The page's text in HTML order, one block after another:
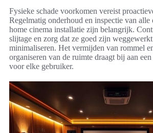
Fysieke schade voorkomen vereist
Regelmatig onderhoud en inspectie van alle
home cinema installatie zijn belangrijk.
slijtage en zorg dat ze goed zijn
minimaliseren. Het vermijden van rommel
organiseren van de ruimte draagt bij aan
voor elke gebruiker.